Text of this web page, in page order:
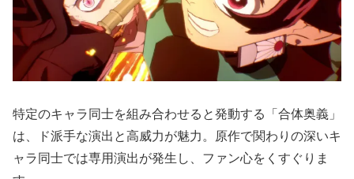
特定のキャラ同士を組み合わせると発動する「合体奥義」
は、ド派手な演出と高威力が魅力。原作で関わりの深いキ
ャラ同士では専用演出が発生し、ファン心をくすぐりま